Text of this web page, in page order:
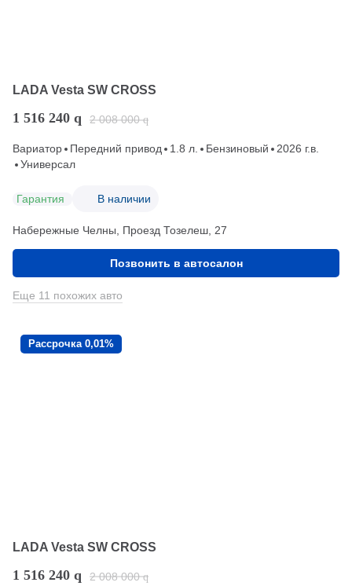
LADA Vesta SW CROSS
1 516 240 q 2 008 000 q
Вариатор Передний привод 1.8 л. Бензиновый
2026 г.в.
Универсал
Гарантия В наличии
Набережные Челны, Проезд ​Тозелеш, 27
Позвонить в автосалон
Еще 11 похожих авто
Рассрочка 0,01%
LADA Vesta SW CROSS
1 516 240 q 2 008 000 q